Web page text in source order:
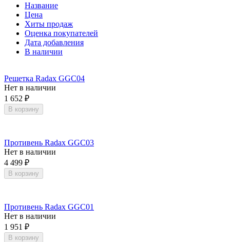
Название
Цена
Хиты продаж
Оценка покупателей
Дата добавления
В наличии
Решетка Radax GGC04
Нет в наличии
1 652 ₽
В корзину
Противень Radax GGC03
Нет в наличии
4 499 ₽
В корзину
Противень Radax GGC01
Нет в наличии
1 951 ₽
В корзину